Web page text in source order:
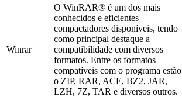
Winrar
O WinRAR® é um dos mais
conhecidos e eficientes
compactadores disponíveis, tendo
como principal destaque a
compatibilidade com diversos
formatos. Entre os formatos
compatíveis com o programa estão
o ZIP, RAR, ACE, BZ2, JAR,
LZH, 7Z, TAR e diversos outros.